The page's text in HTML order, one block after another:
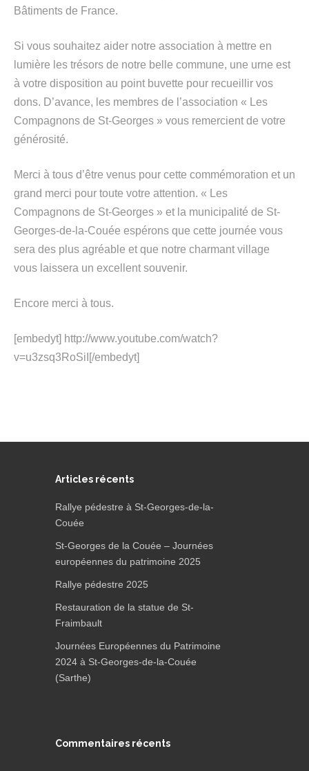
Bâtiments de France.
Si vous souhaitez aider notre association à mettre en
lumière les trésors de notre belle commune, une urne est
à votre disposition au point buvette pour recueillir vos
dons. D’avance, les membres de l’association « Les
Compagnons de St-Georges » vous remercient de votre
générosité.
Merci à tous d’être venus pour cette commémoration et un
grand merci pour toute votre attention. « Les
Compagnons de St-Georges » et la municipalité de St-
Georges-de-la-Couée espérons que cette journée vous
sera des plus agréable et que notre charmant village
vous laissera un excellent souvenir.
Encore merci à tous.
[embedyt] http://www.youtube.com/watch?
v=u3zsq3RoSiI[/embedyt]
Articles récents
Rallye pédestre à St-Georges-de-la-
Couée
St-Georges de la Couée – Journées
européennes du patrimoine 2025
Rallye pédestre 2025
Restauration de la statue de St-
Fraimbault
Journées Européennes du Patrimoine
2024 à St-Georges-de-la-Couée
(Sarthe)
Commentaires récents